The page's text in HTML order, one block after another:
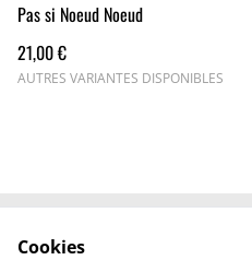
Pas si Noeud Noeud
21,00 €
AUTRES VARIANTES DISPONIBLES
Cookies